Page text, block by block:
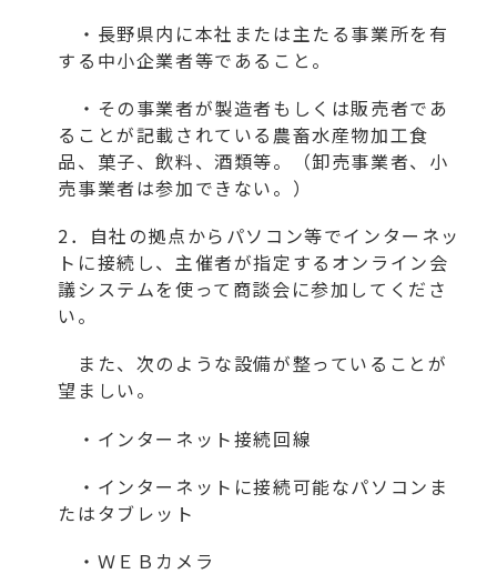
・長野県内に本社または主たる事業所を有
する中小企業者等であること。
・その事業者が製造者もしくは販売者であ
ることが記載されている農畜水産物加工食
品、菓子、飲料、酒類等。（卸売事業者、小
売事業者は参加できない。）
2．自社の拠点からパソコン等でインターネッ
トに接続し、主催者が指定するオンライン会
議システムを使って商談会に参加してくださ
い。
また、次のような設備が整っていることが
望ましい。
・インターネット接続回線
・インターネットに接続可能なパソコンま
たはタブレット
・ＷＥＢカメラ